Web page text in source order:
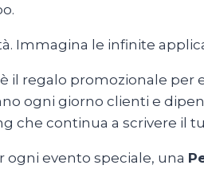
Immagina le infinite
il regalo promozionale per
ogni giorno clienti e
che continua a scrivere il
evento speciale, una